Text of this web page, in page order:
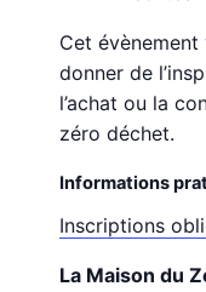
Cet
donner de
l’achat ou la
zéro déchet.
Informations
Inscriptions
La Maison du